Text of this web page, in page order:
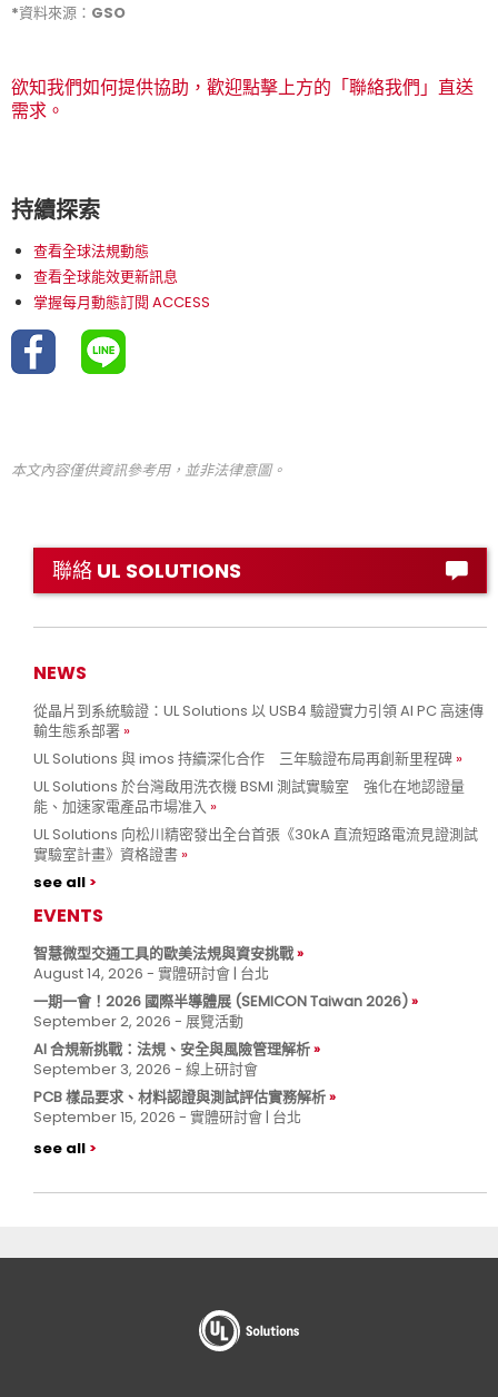
*資料來源：GSO
欲知我們如何提供協助，歡迎點擊上方的「聯絡我們」直送
需求。
持續探索
查看全球法規動態
查看全球能效更新訊息
掌握每月動態訂閱 ACCESS
本文內容僅供資訊參考用，並非法律意圖。
聯絡 UL SOLUTIONS
NEWS
從晶片到系統驗證：UL Solutions 以 USB4 驗證實力引領 AI PC 高速傳
輸生態系部署
UL Solutions 與 imos 持續深化合作 三年驗證布局再創新里程碑
UL Solutions 於台灣啟用洗衣機 BSMI 測試實驗室 強化在地認證量
能、加速家電產品市場准入
UL Solutions 向松川精密發出全台首張《30kA 直流短路電流見證測試
實驗室計畫》資格證書
see all
EVENTS
智慧微型交通工具的歐美法規與資安挑戰
August 14, 2026 - 實體研討會 | 台北
一期一會！2026 國際半導體展 (SEMICON Taiwan 2026)
September 2, 2026 - 展覽活動
AI 合規新挑戰：法規、安全與風險管理解析
September 3, 2026 - 線上研討會
PCB 樣品要求、材料認證與測試評估實務解析
September 15, 2026 - 實體研討會 | 台北
see all